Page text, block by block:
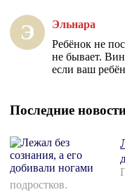
Э Эльнара
Ребёнок не
не бывает.
если ваш
Последние
подростков.